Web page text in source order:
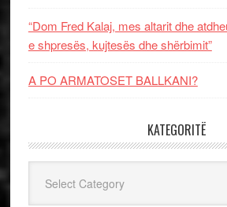
“Dom Fred Kalaj, mes altarit dhe
e shpresës, kujtesës dhe shërbimit”
A PO ARMATOSET BALLKANI?
KATEGORITË